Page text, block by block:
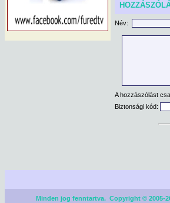
Név:
A hozzászólást
Biztonsági kód:
Minden jog fenntartva. Copyright © 2005-